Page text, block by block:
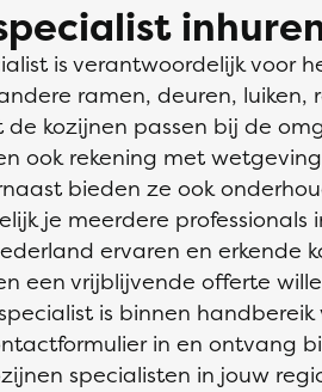
is verantwoordelijk voor
ramen, deuren, luiken,
kozijnen passen bij de
ook rekening met
bieden ze ook
je meerdere
ervaren en erkende
een vrijblijvende offerte
is binnen handbereik
in en ontvang
specialisten in jouw